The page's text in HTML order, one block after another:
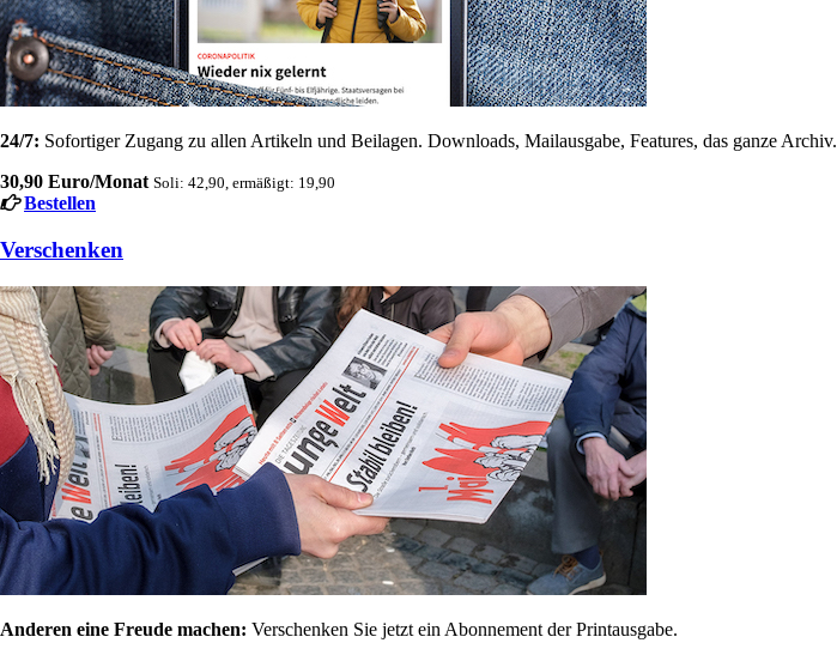
24/7: Sofortiger Zugang zu allen Artikeln und Beilagen. Downloads, Mailausgabe, Features, das ganze Archiv.
30,90 Euro/Monat Soli: 42,90, ermäßigt: 19,90
Bestellen
Verschenken
Anderen eine Freude machen: Verschenken Sie jetzt ein Abonnement der Printausgabe.